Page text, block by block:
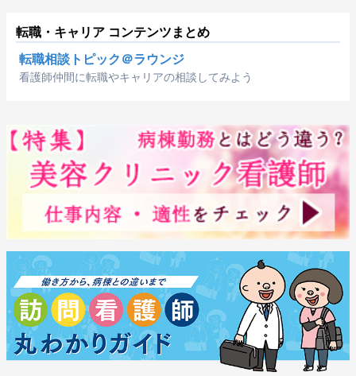
転職・キャリア コンテンツまとめ
転職相談トピック＠ラウンジ
看護師仲間に転職やキャリアの相談してみよう